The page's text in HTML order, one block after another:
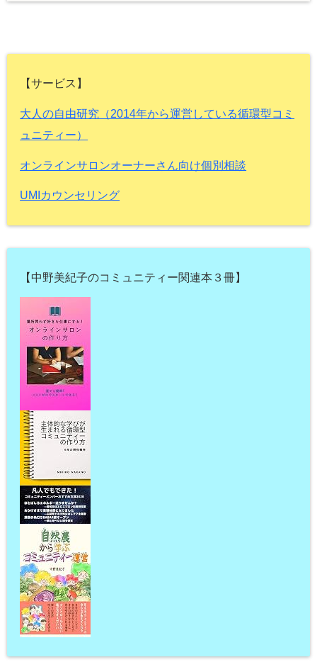
【サービス】
大人の自由研究（2014年から運営している循環型コミ
ュニティー）
オンラインサロンオーナーさん向け個別相談
UMIカウンセリング
【中野美紀子のコミュニティー関連本３冊】